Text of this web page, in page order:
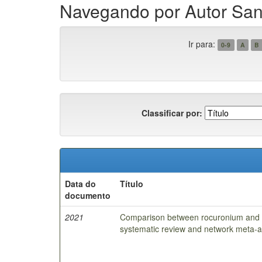
Navegando por Autor
Ir para: 0-9 A B
Classificar por:
Data do
documento
Título
2021
Comparison between rocuronium
systematic review and network